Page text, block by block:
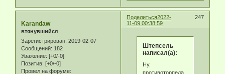
Поделиться 247
2022-
11-09 00:38:59
Karandaw
втянувшийся
Зарегистрирован: 2019-02-07
Сообщений: 182
Уважение: [+0/-0]
Позитив: [+0/-0]
Провел на форуме:
Штепсель
написал(а):
Ну,
противоторпеда